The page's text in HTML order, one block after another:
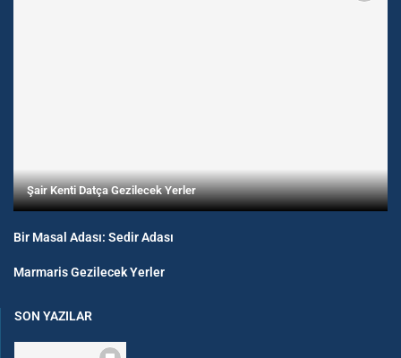
Şair Kenti Datça Gezilecek Yerler
Bir Masal Adası: Sedir Adası
Marmaris Gezilecek Yerler
SON YAZILAR